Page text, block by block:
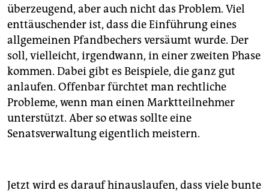
überzeugend, aber auch nicht das Problem. Viel
enttäuschender ist, dass die Einführung eines
allgemeinen Pfandbechers versäumt wurde. Der
soll, vielleicht, irgendwann, in einer zweiten Phase
kommen. Dabei gibt es Beispiele, die ganz gut
anlaufen. Offenbar fürchtet man rechtliche
Probleme, wenn man einen Marktteilnehmer
unterstützt. Aber so etwas sollte eine
Senatsverwaltung eigentlich meistern.
Jetzt wird es darauf hinauslaufen, dass viele bunte